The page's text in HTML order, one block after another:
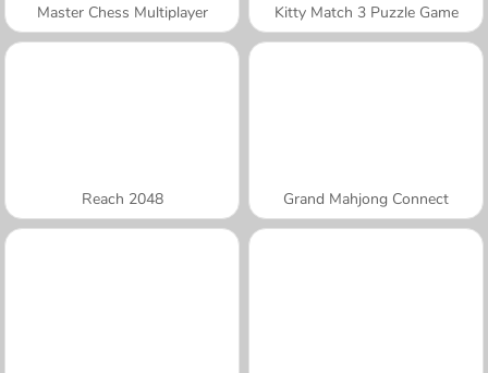
Master Chess Multiplayer Kitty Match 3 Puzzle Game
Reach 2048 Grand Mahjong Connect